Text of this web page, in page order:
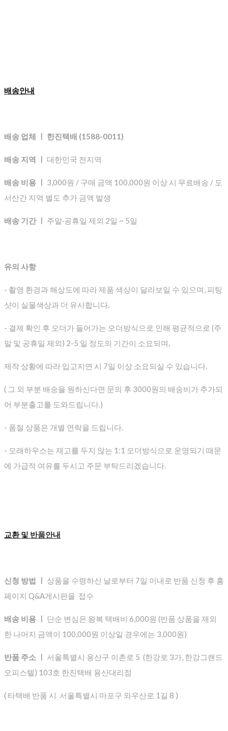
배송안내
배송 업체 ㅣ 한진택배 (1588-0011)
배송 지역 ㅣ 대한민국 전지역
배송 비용 ㅣ 3,000원 / 구매 금액 100,000원 이상 시 무료배송 / 도
서산간 지역 별도 추가 금액 발생
배송 기간 ㅣ 주말·공휴일 제외 2일 ~ 5일
유의 사항
- 촬영 환경과 해상도에 따라 제품 색상이 달라보일 수 있으며, 피팅
샷이 실물색상과 더 유사합니다.
- 결제 확인 후 오더가 들어가는 오더방식으로 인해 평균적으로 (주
말 및 공휴일 제외) 2-5 일 정도의 기간이 소요되며,
제작 상황에 따라 입고지연 시 7일 이상 소요되실 수 있습니다.
( 그 외 부분 배송을 원하신다면 문의 후 3000원의 배송비가 추가되
어 부분출고를 도와드립니다.)
- 품절 상품은 개별 연락을 드립니다.
- 모래하우스는 재고를 두지 않는 1:1 오더방식으로 운영되기 때문
에 가급적 여유를 두시고 주문 부탁드리겠습니다.
교환 및 반품안내
신청 방법 ㅣ 상품을 수령하신 날로부터 7일 이내로 반품 신청 후 홈
페이지 Q&A게시판을 접수
배송 비용 ㅣ
단순 변심은 왕복 택배비 6,000원 (반품 상품을 제외
한 나머지 금액이 100,000원 이상일 경우에는 3,000원)
반품 주소 ㅣ 서울특별시 용산구 이촌로 5 (한강로 3가, 한강그랜드
오피스텔) 103호 한진택배 용산대리점
( 타택배 반품 시 서울특별시 마포구 와우산로 1길 8 )